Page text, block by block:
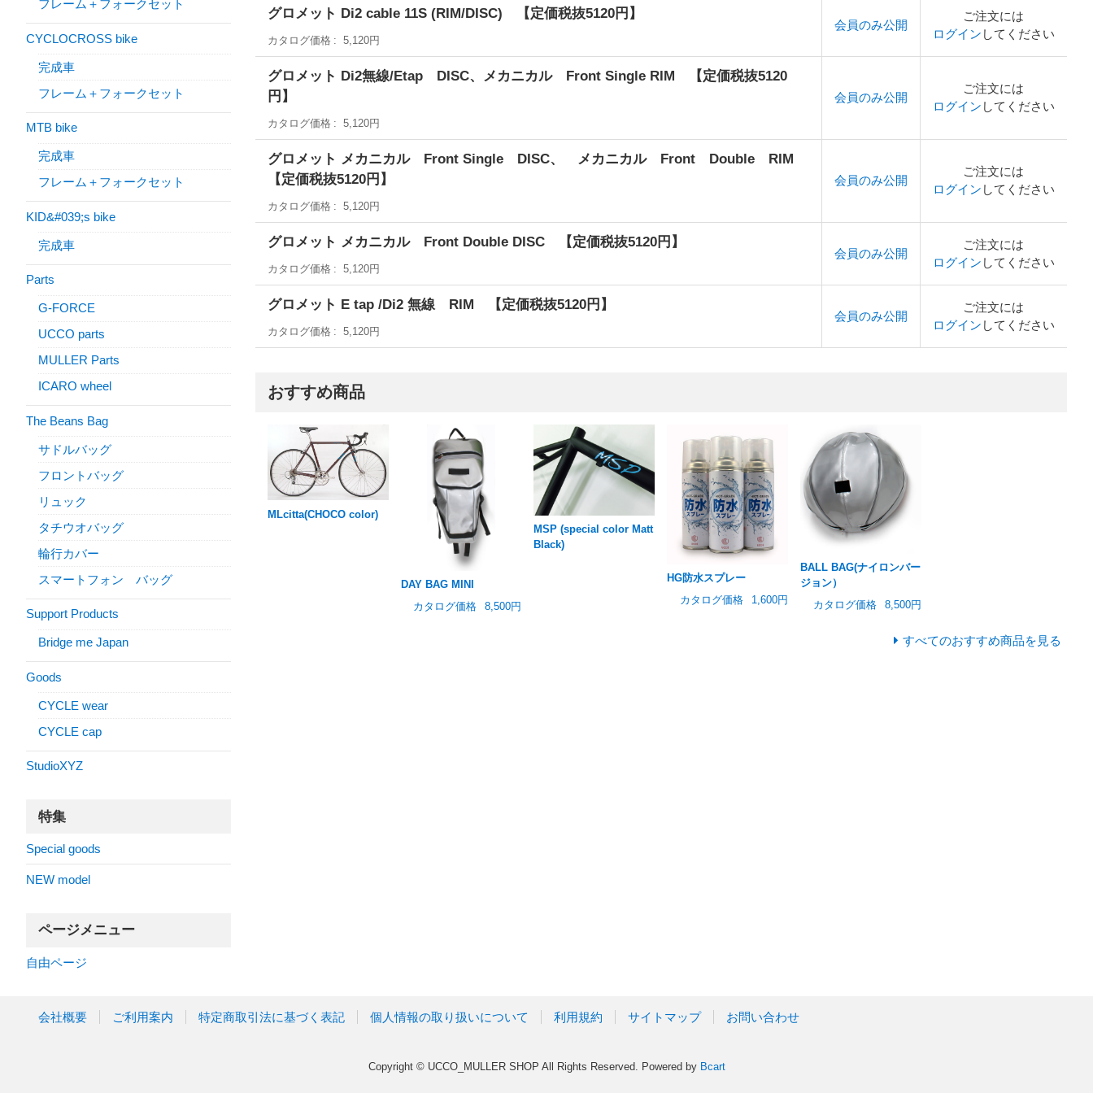
グロメット Di2 cable 11S (RIM/DISC) 【定価税抜5120円】
カタログ価格 5,120円
会員のみ公開
ご注文には
ログイン してください
グロメット Di2無線/Etap DISC、メカニカル Front Single RIM 【定価税抜5120
円】
カタログ価格 5,120円
会員のみ公開
ご注文には
ログイン してください
グロメット メカニカル Front Single DISC、 メカニカル Front Double RIM
【定価税抜5120円】
カタログ価格 5,120円
会員のみ公開
ご注文には
ログイン してください
グロメット メカニカル Front Double DISC 【定価税抜5120円】
カタログ価格 5,120円
会員のみ公開
ご注文には
ログイン してください
グロメット E tap /Di2 無線 RIM 【定価税抜5120円】
カタログ価格 5,120円
会員のみ公開
ご注文には
ログイン してください
おすすめ商品
MLcitta(CHOCO color)
DAY BAG MINI
カタログ価格
8,500円
MSP (special color Matt
Black)
HG防水スプレー
カタログ価格
1,600円
BALL BAG(ナイロンバー
ジョン）
カタログ価格
8,500円
すべてのおすすめ商品を見る
フレーム＋フォークセット
CYCLOCROSS bike
完成車
フレーム＋フォークセット
MTB bike
完成車
フレーム＋フォークセット
KID&#039;s bike
完成車
Parts
G-FORCE
UCCO parts
MULLER Parts
ICARO wheel
The Beans Bag
サドルバッグ
フロントバッグ
リュック
タチウオバッグ
輪行カバー
スマートフォン バッグ
Support Products
Bridge me Japan
Goods
CYCLE wear
CYCLE cap
StudioXYZ
特集
Special goods
NEW model
ページメニュー
自由ページ
会社概要 ご利用案内 特定商取引法に基づく表記 個人情報の取り扱いについて 利用規約 サイトマップ お問い合わせ
Copyright © UCCO_MULLER SHOP All Rights Reserved. Powered by Bcart